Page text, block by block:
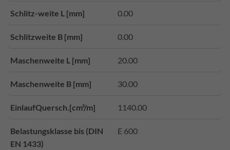
Schlitz-weite L [mm] 0.00
Schlitzweite B [mm] 0.00
Maschenweite L [mm] 20.00
Maschenweite B [mm] 30.00
EinlaufQuersch.[cm²/m] 1140.00
Belastungsklasse bis (DIN
EN 1433)
E 600